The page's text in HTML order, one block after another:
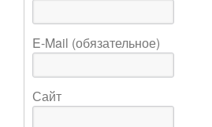
E-Mail (обязательное)
Сайт